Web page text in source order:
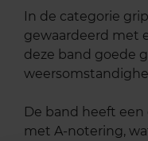
In de categorie
gewaardeerd met
deze band goede
De band heeft
met A-notering,